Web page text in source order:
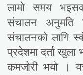
लामो समय
संचालन अनुमति
संचालनको लागि
प्रदेशमा दर्ता
कमजोरी भयो ।